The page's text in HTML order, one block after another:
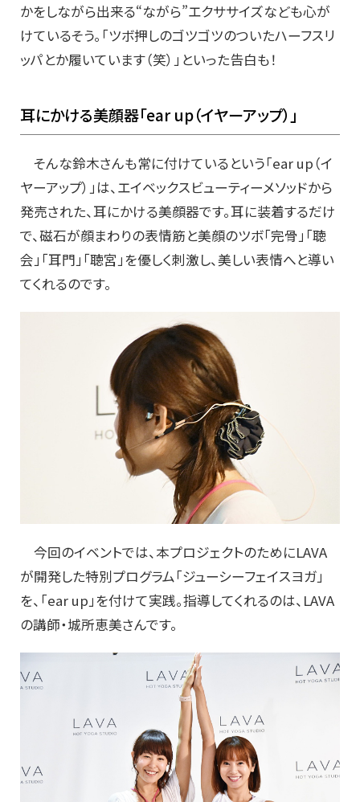
かをしながら出来る“ながら”エクササイズなども心が
けているそう。「ツボ押しのゴツゴツのついたハーフスリ
ッパとか履いています（笑）」といった告白も！
耳にかける美顔器「ear up（イヤーアップ）」
そんな鈴木さんも常に付けているという「ear up（イ
ヤーアップ）」は、エイベックスビューティーメソッドから
発売された、耳にかける美顔器です。耳に装着するだけ
で、磁石が顔まわりの表情筋と美顔のツボ「完骨」「聴
会」「耳門」「聴宮」を優しく刺激し、美しい表情へと導い
てくれるのです。
今回のイベントでは、本プロジェクトのためにLAVA
が開発した特別プログラム「ジューシーフェイスヨガ」
を、「ear up」を付けて実践。指導してくれるのは、LAVA
の講師・城所恵美さんです。